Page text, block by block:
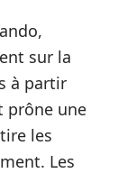
sur la
à partir
prône une
les
Les